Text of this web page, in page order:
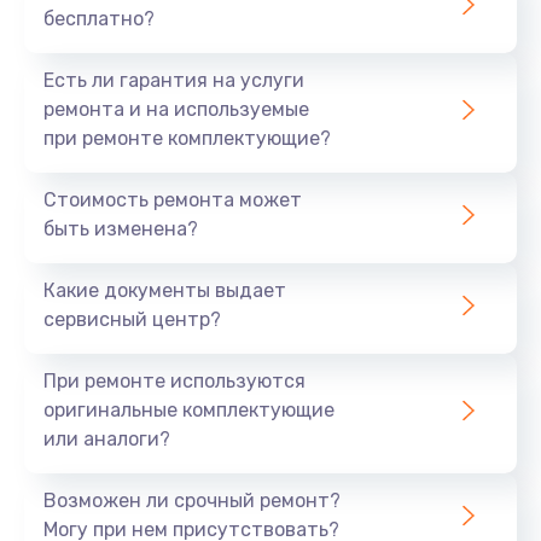
Заказать
Не заряжается
Восстановление после попадания влаги
Заказать
бесплатно?
Есть ли гарантия на услуги
ремонта и на используемые
при ремонте комплектующие?
Стоимость ремонта может
быть изменена?
Какие документы выдает
сервисный центр?
При ремонте используются
оригинальные комплектующие
или аналоги?
Возможен ли срочный ремонт?
Могу при нем присутствовать?